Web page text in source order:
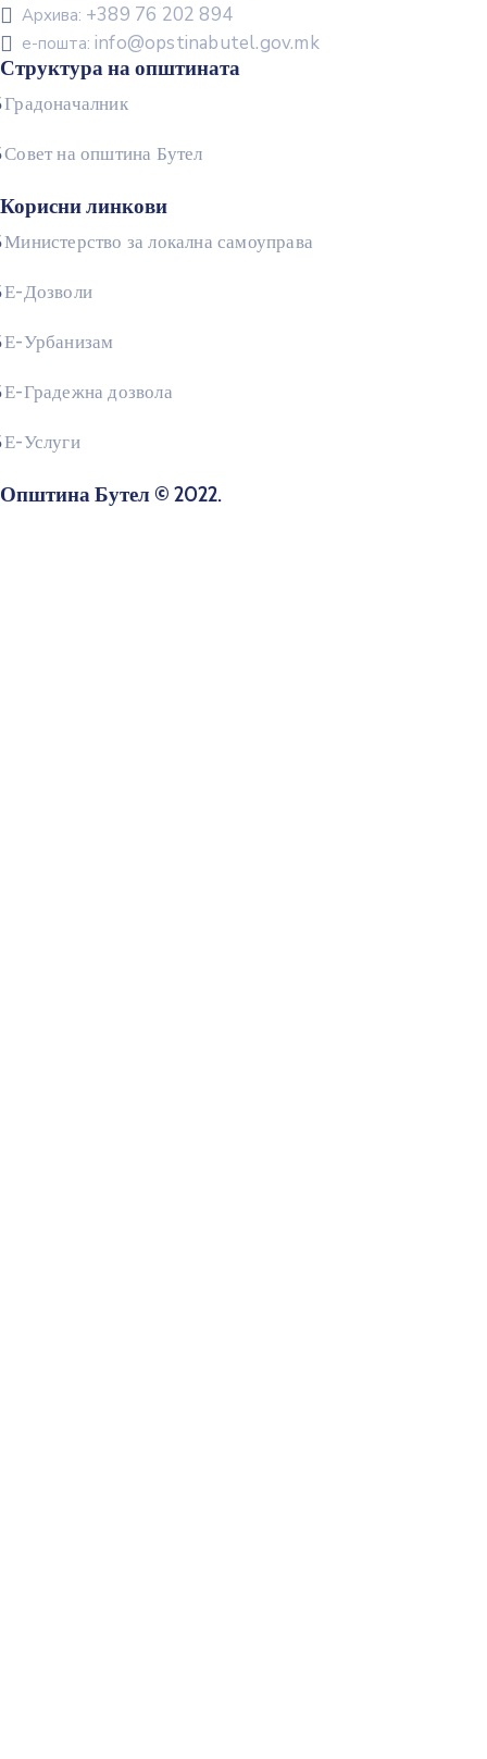
Архива: +389 76 202 894
е-пошта: info@opstinabutel.gov.mk
Структура на општината
Градоначалник
Совет на општина Бутел
Корисни линкови
Министерство за локална самоуправа
Е-Дозволи
Е-Урбанизам
Е-Градежна дозвола
Е-Услуги
Општина Бутел © 2022.